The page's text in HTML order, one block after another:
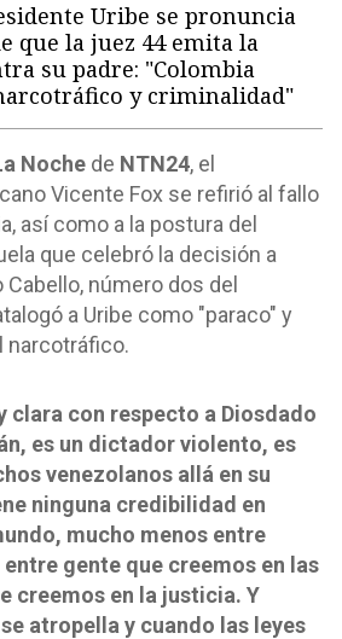
Uribe se pronuncia
que la juez 44 emita la
su padre: "Colombia
y criminalidad"
Noche de NTN24, el
Vicente Fox se refirió al fallo
así como a la postura del
que celebró la decisión a
número dos del
a Uribe como "paraco" y
narcotráfico.
clara con respecto a Diosdado
es un dictador violento, es
venezolanos allá en su
ninguna credibilidad en
mucho menos entre
gente que creemos en las
creemos en la justicia. Y
atropella y cuando las leyes